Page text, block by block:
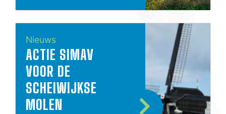
Nieuws
ACTIE SIMAV
VOOR DE
SCHEIWIJKSE
MOLEN